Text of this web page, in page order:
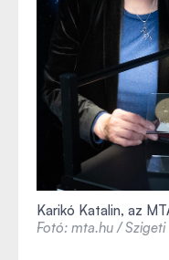
Karikó Katalin, az
Fotó: mta.hu / Szigeti